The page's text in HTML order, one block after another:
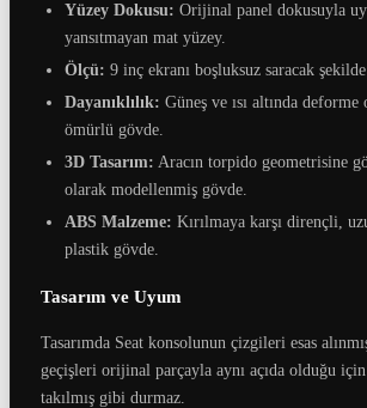
Yüzey Dokusu: Orijinal panel dokusuyla
yansıtmayan mat yüzey.
Ölçü: 9 inç ekranı boşluksuz saracak
Dayanıklılık: Güneş ve ısı altında
ömürlü gövde.
3D Tasarım: Aracın torpido geometrisine
olarak modellenmiş gövde.
ABS Malzeme: Kırılmaya karşı dirençli,
plastik gövde.
Tasarım ve Uyum
Tasarımda Seat konsolunun çizgileri esas
geçişleri orijinal parçayla aynı açıda olduğu için
takılmış gibi durmaz.